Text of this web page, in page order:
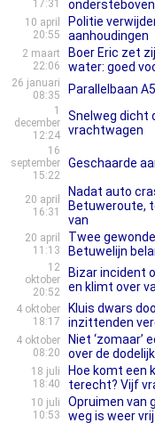
17:31
10 april
20:55
Politie
aanhoudingen
2 maart
22:06
Boer Eric zet
water: goed
26 januari
08:35
Parallelbaan
1
december
12:24
Snelweg dicht
vrachtwagen
16
september
15:22
Geschaarde
20 april
16:31
Nadat auto
Betuweroute,
van
20 april
11:13
Twee
Betuwelijn
12
oktober
20:52
Bizar incident
en klimt over
4 oktober
18:17
Kluis dwars
inzittenden
4 oktober
08:20
Niet ‘zomaar’
over de
18 juli
18:40
Hoe komt een
terecht? Vijf
10 juli
10:53
Opruimen van
weg is weer vrij